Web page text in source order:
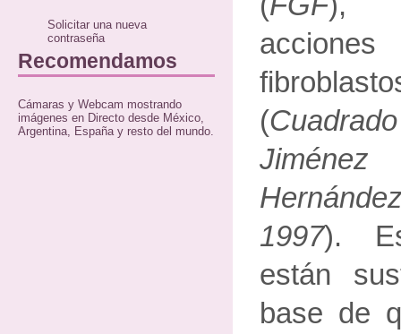
Solicitar una nueva
contraseña
Recomendamos
Cámaras y Webcam mostrando
imágenes en Directo desde México,
Argentina, España y resto del mundo.
(
1997).
están
base de